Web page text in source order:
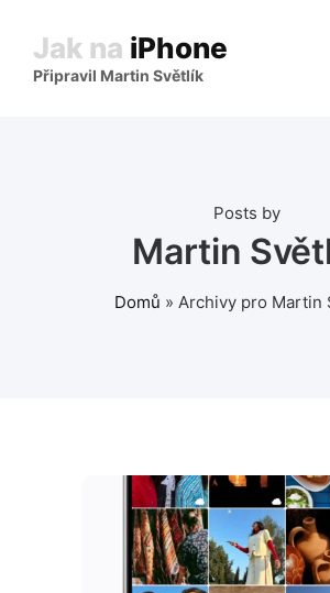
Jak na iPhone
Připravil Martin Světlík
Posts by
Martin
Domů » Archivy pro Martin